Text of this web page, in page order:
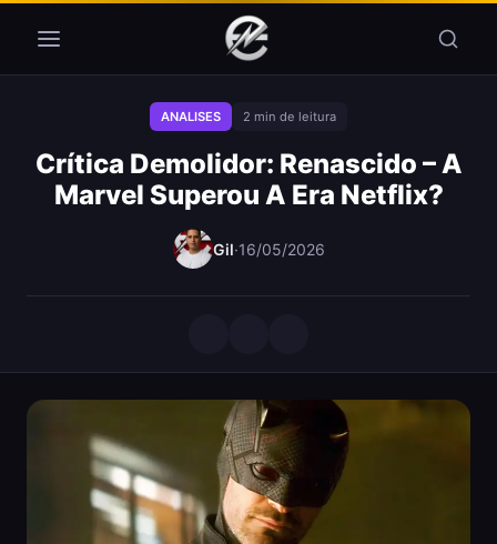
ANALISES 2 min de leitura
Crítica Demolidor: Renascido – A
Marvel Superou A Era Netflix?
Gil·16/05/2026